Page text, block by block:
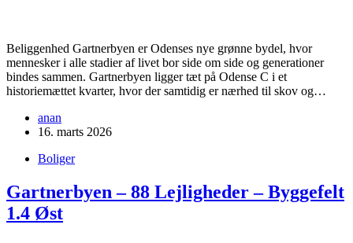
Beliggenhed Gartnerbyen er Odenses nye grønne bydel, hvor
mennesker i alle stadier af livet bor side om side og generationer
bindes sammen. Gartnerbyen ligger tæt på Odense C i et
historiemættet kvarter, hvor der samtidig er nærhed til skov og…
anan
16. marts 2026
Boliger
Gartnerbyen – 88 Lejligheder – Byggefelt
1.4 Øst